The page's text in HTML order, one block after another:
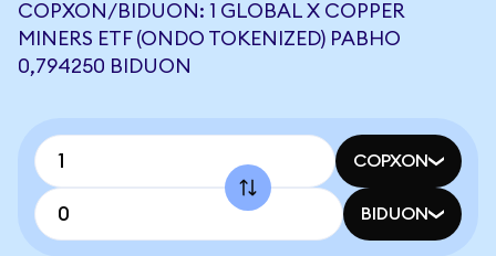
COPXON/BIDUON: 1 GLOBAL X COPPER
MINERS ETF (ONDO TOKENIZED) РАВНО
0,794250 BIDUON
COPXON
BIDUON